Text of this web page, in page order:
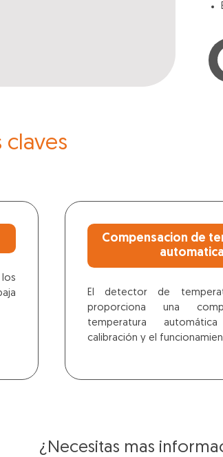
claves
Compensacion de
automatica
El detector de
proporciona una
temperatura
calibración y el
¿Necesitas mas